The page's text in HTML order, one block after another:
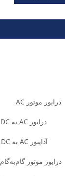
درایور موتور AC
درایور AC به DC
آداپتور AC به DC برای LED
درایور موتور گام‌به‌گام AC